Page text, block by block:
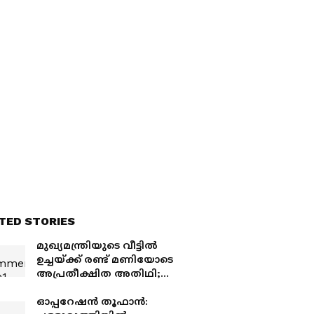
STORIES
മുഖ്യമന്ത്രിയുടെ വീട്ടിൽ
ഉച്ചയ്ക്ക് രണ്ട് മണിയോടെ
അപ്രതീക്ഷിത അതിഥി;
എത്തിയ സംഘം മൂർഖൻ
ഓപ്പറേഷൻ തൂഫാൻ: